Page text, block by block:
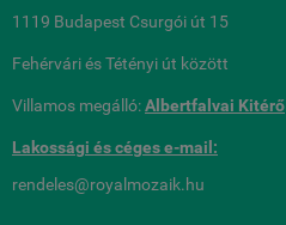
1119 Budapest Csurgói út 15
Fehérvári és Tétényi út között
Villamos megálló:Albertfalvai Kitérő
Lakossági és cégese-mail:
rendeles@royalmozaik.hu